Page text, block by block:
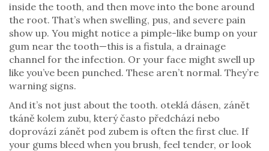
inside the tooth, and then move into the bone around
the root. That’s when swelling, pus, and severe pain
show up. You might notice a pimple-like bump on your
gum near the tooth—this is a fistula, a drainage
channel for the infection. Or your face might swell up
like you’ve been punched. These aren’t normal. They’re
warning signs.
And it’s not just about the tooth. oteklá dásen, zánět
tkáně kolem zubu, který často předchází nebo
doprovází zánět pod zubem is often the first clue. If
your gums bleed when you brush, feel tender, or look